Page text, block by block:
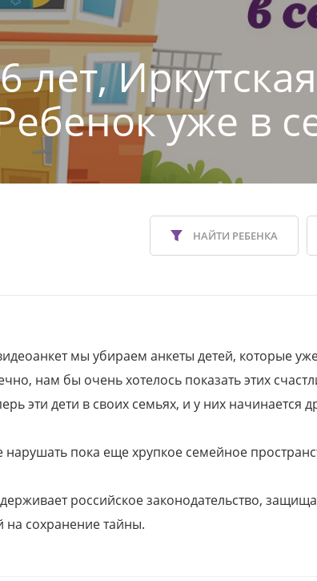
лет, Иркутская
уже в
НАЙТИ РЕБЕНКА
мы убираем анкеты детей, которые
нам бы очень хотелось показать этих
эти дети в своих семьях, и у них начинается
пока еще хрупкое семейное
российское законодательство,
на сохранение тайны.